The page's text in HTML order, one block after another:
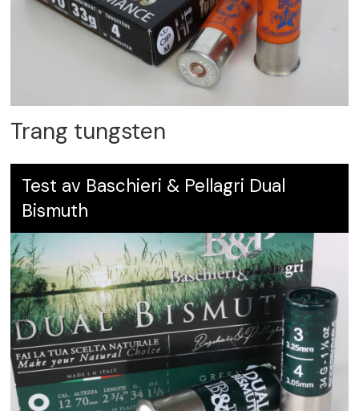
Trang tungsten
Test av Baschieri & Pellagri Dual
Bismuth